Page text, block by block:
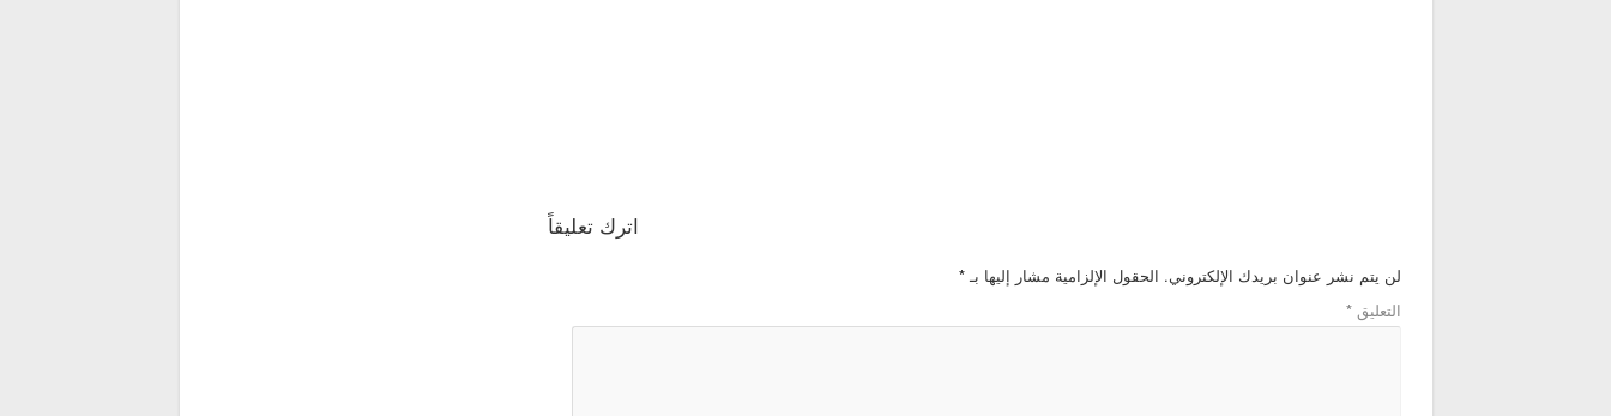
اترك تعليقاً
لن يتم نشر عنوان بريدك الإلكتروني. الحقول الإلزامية مشار إليها بـ*
التعليق*